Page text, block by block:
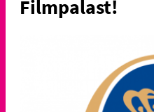
Filmpalast!